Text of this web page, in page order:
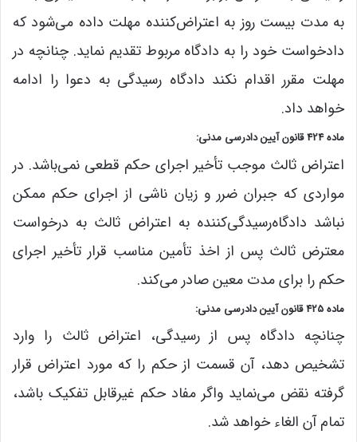
به‌ مدت بیست روز به اعتراض‌کننده مهلت داده می‌شود که‌
دادخواست خود را به‌ دادگاه مربوط تقدیم نماید. چنانچه در
مهلت مقرر اقدام نکند دادگاه رسیدگی به دعوا را ادامه
خواهد داد.
ماده 424 قانون آیین دادرسی مدنی:
اعتراض ثالث موجب تأخیر اجرای حکم قطعی نمی‌باشد. در
مواردی که جبران ضرر و زیان ناشی از اجرای حکم ممکن
نباشد دادگاه‌رسیدگی‌کننده به اعتراض ثالث به درخواست
معترض ثالث پس از اخذ تأمین مناسب قرار تأخیر اجرای
حکم را برای مدت معین صادر می‌کند.
ماده 425 قانون آیین دادرسی مدنی:
چنانچه دادگاه پس از رسیدگی، اعتراض ثالث را وارد
تشخیص دهد، آن قسمت از حکم را که مورد اعتراض قرار
گرفته نقض می‌نماید و‌اگر مفاد حکم غیرقابل تفکیک باشد،
تمام آن الغاء خواهد شد.